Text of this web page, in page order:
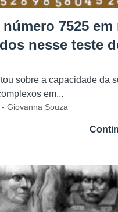
7525 em
nesse teste
sobre a capacidade da
em...
Giovanna Souza